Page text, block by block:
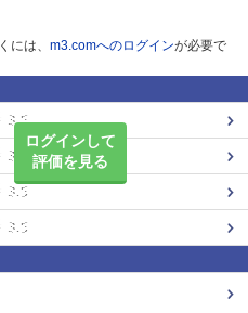
には、 m3.comへのログインが必要で
ログインして
評価を見る